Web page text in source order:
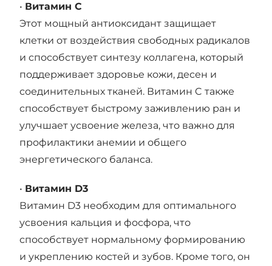
• Витамин C
Этот мощный антиоксидант защищает
клетки от воздействия свободных радикалов
и способствует синтезу коллагена, который
поддерживает здоровье кожи, десен и
соединительных тканей. Витамин C также
способствует быстрому заживлению ран и
улучшает усвоение железа, что важно для
профилактики анемии и общего
энергетического баланса.
• Витамин D3
Витамин D3 необходим для оптимального
усвоения кальция и фосфора, что
способствует нормальному формированию
и укреплению костей и зубов. Кроме того, он